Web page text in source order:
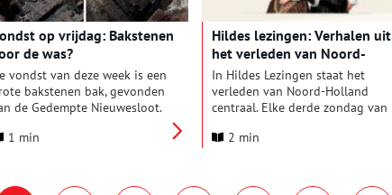
op vrijdag: Bakstenen
de was?
vondst van deze week is een
bakstenen bak, gevonden
de Gedempte Nieuwesloot.
even voor een kijkje bij de
verder. Kayleigh maakte een
1 min
Hildes lezingen: Verhalen uit
het verleden van Noord-
Holland
In Hildes Lezingen staat het
verleden van Noord-Holland
centraal. Elke derde zondag van
en specialisten hun kennis over
middeleeuwen en van kleding
2 min